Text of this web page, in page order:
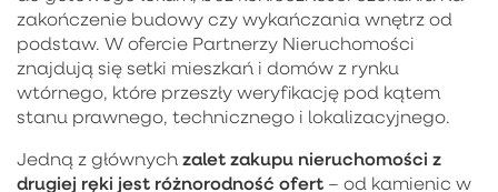
zakończenie budowy czy wykańczania wnętrz od
podstaw. W ofercie Partnerzy Nieruchomości
znajdują się setki mieszkań i domów z rynku
wtórnego, które przeszły weryfikację pod kątem
stanu prawnego, technicznego i lokalizacyjnego.
Jedną z głównych zalet zakupu nieruchomości z
drugiej ręki jest różnorodność ofert – od kamienic w